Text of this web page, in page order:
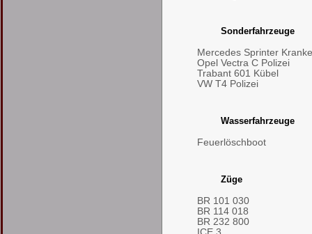
Sonderfahrzeuge
Mercedes Sprinter
Opel Vectra C Polizei
Trabant 601 Kübel
VW T4 Polizei
Wasserfahrzeuge
Feuerlöschboot
Züge
BR 101 030
BR 114 018
BR 232 800